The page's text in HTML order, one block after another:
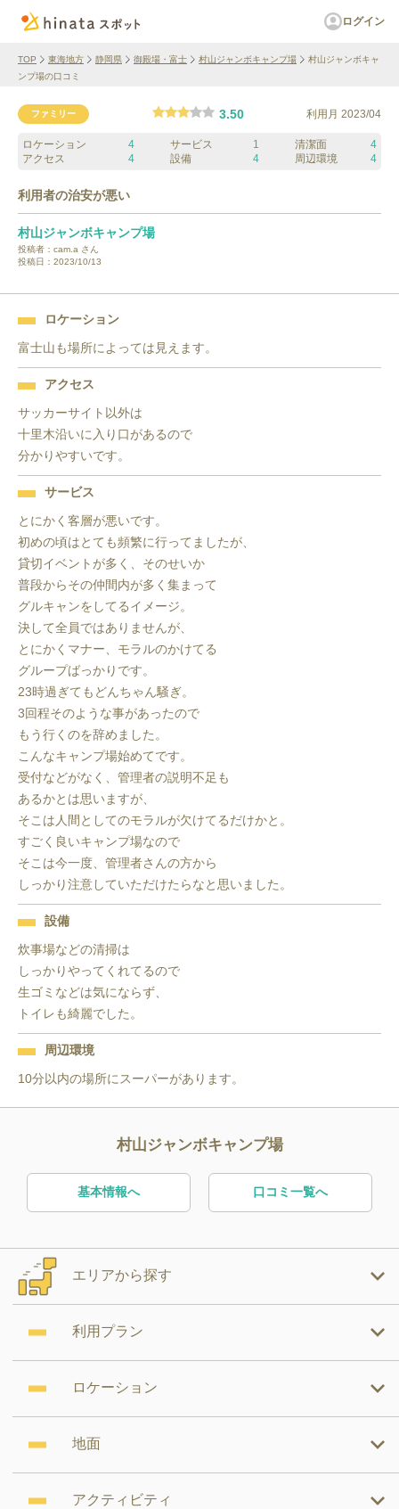
ログイン
TOP 東海地方 静岡県 御殿場・富士 村山ジャンボキャンプ場
村山ジャンボキャ
ンプ場の口コミ
ファミリー 3.50 利用月 2023/04
ロケーション 4 サービス 1 清潔面
4
アクセス
4 設備 4 周辺環境 4
利用者の治安が悪い
村山ジャンボキャンプ場
投稿者： cam.a さん
投稿日： 2023/10/13
ロケーション
富士山も場所によっては見えます。
アクセス
サッカーサイト以外は
十里木沿いに入り口があるので
分かりやすいです。
サービス
とにかく客層が悪いです。
初めの頃はとても頻繁に行ってましたが、
貸切イベントが多く、そのせいか
普段からその仲間内が多く集まって
グルキャンをしてるイメージ。
決して全員ではありませんが、
とにかくマナー、モラルのかけてる
グループばっかりです。
23時過ぎてもどんちゃん騒ぎ。
3回程そのような事があったので
もう行くのを辞めました。
こんなキャンプ場始めてです。
受付などがなく、管理者の説明不足も
あるかとは思いますが、
そこは人間としてのモラルが欠けてるだけかと。
すごく良いキャンプ場なので
そこは今一度、管理者さんの方から
しっかり注意していただけたらなと思いました。
設備
炊事場などの清掃は
しっかりやってくれてるので
生ゴミなどは気にならず、
トイレも綺麗でした。
周辺環境
10分以内の場所にスーパーがあります。
村山ジャンボキャンプ場
基本情報へ 口コミ一覧へ
エリアから探す
利用プラン
ロケーション
地面
アクティビティ